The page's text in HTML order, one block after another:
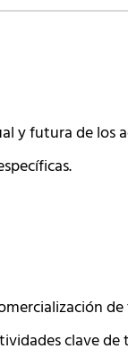
y futura de los
clave